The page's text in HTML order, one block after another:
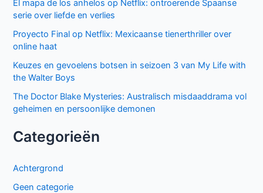
El mapa de los anhelos op Netflix: ontroerende Spaanse
serie over liefde en verlies
Proyecto Final op Netflix: Mexicaanse tienerthriller over
online haat
Keuzes en gevoelens botsen in seizoen 3 van My Life with
the Walter Boys
The Doctor Blake Mysteries: Australisch misdaaddrama vol
geheimen en persoonlijke demonen
Categorieën
Achtergrond
Geen categorie